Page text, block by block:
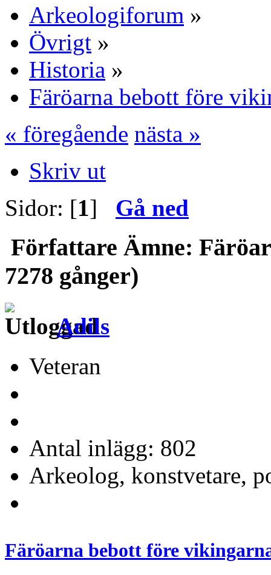
Arkeologiforum »
Övrigt »
Historia »
Färöarna bebott före
« föregående nästa »
Skriv ut
Sidor: [1] Gå ned
Författare Ämne:
7278 gånger)
Adils
Veteran
Antal inlägg: 802
Arkeolog, konstvetare,
Färöarna bebott före